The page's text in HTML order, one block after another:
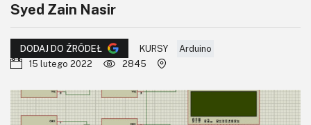
Czytelnia
Dla Ciebie
Syed Zain Nasir
DODAJ DO ŹRÓDEŁ KURSY
Arduino
15 lutego 2022
2845